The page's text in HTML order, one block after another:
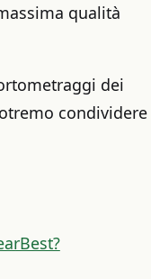
qualità
dei
condividere